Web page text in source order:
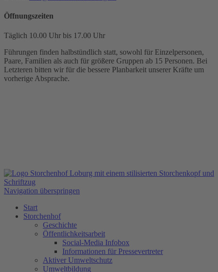
Öffnungszeiten
Täglich 10.00 Uhr bis 17.00 Uhr
Führungen finden halbstündlich statt, sowohl für Einzelpersonen,
Paare, Familien als auch für größere Gruppen ab 15 Personen. Bei
Letzteren bitten wir für die bessere Planbarkeit unserer Kräfte um
vorherige Absprache.
Navigation überspringen
Start
Storchenhof
Geschichte
Öffentlichkeitsarbeit
Social-Media Infobox
Informationen für Pressevertreter
Aktiver Umweltschutz
Umweltbildung